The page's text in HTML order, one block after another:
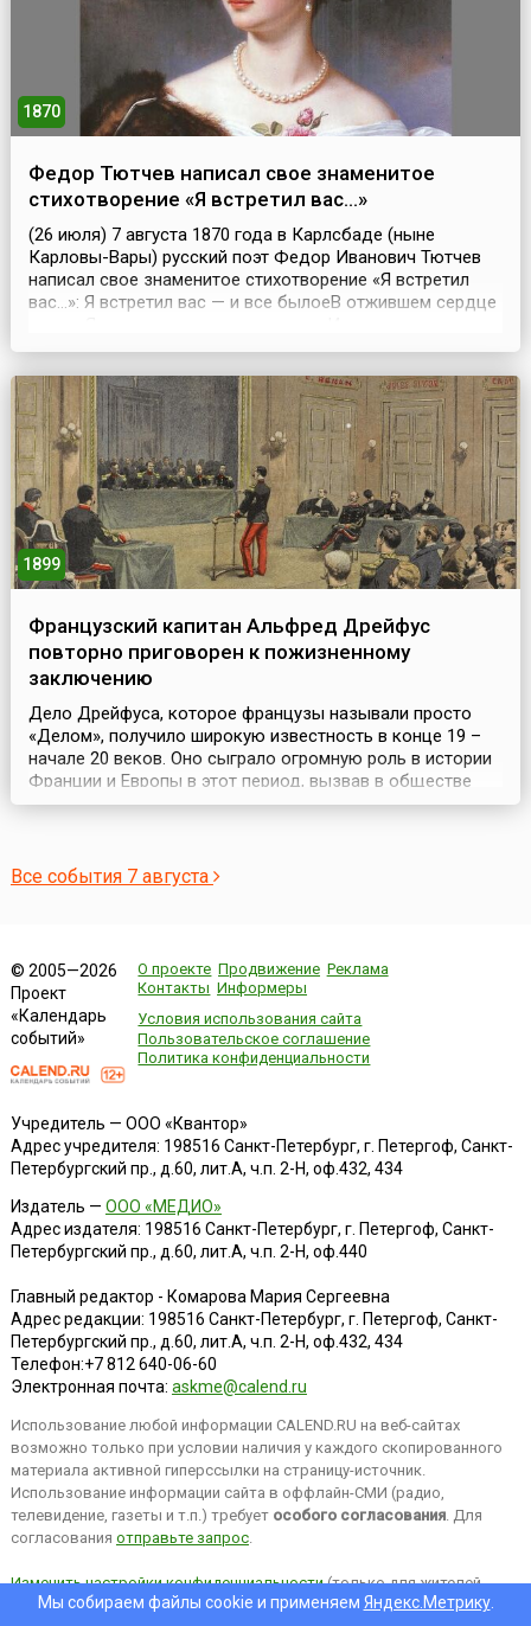
1870
Федор Тютчев написал свое знаменитое
стихотворение «Я встретил вас…»
(26 июля) 7 августа 1870 года в Карлсбаде (ныне
Карловы-Вары) русский поэт Федор Иванович Тютчев
написал свое знаменитое стихотворение «Я встретил
вас…»: Я встретил вас — и все былоеВ отжившем сердце
тепло…Как поздней осени пороюБывают дни, бывает
нас, —Так, весь обвеян д...
1899
Французский капитан Альфред Дрейфус
повторно приговорен к пожизненному
заключению
Дело Дрейфуса, которое французы называли просто
«Делом», получило широкую известность в конце 19 –
начале 20 веков. Оно сыграло огромную роль в истории
Франции и Европы в этот период, вызвав в обществе
социальный конфликт (1896-1906).В 1894 году капитан
пожизненную каторгу. 5 января 1895 года после су...
Все события 7 августа
© 2005—2026
Проект
«Календарь
событий»
О проекте Продвижение Реклама
Контакты Информеры
Условия использования сайта
Пользовательское соглашение
Политика конфиденциальности
Учредитель — ООО «Квантор»
Адрес учредителя: 198516 Санкт-Петербург, г. Петергоф, Санкт-
Петербургский пр., д.60, лит.А, ч.п. 2-Н, оф.432, 434
Издатель — ООО «МЕДИО»
Адрес издателя: 198516 Санкт-Петербург, г. Петергоф, Санкт-
Петербургский пр., д.60, лит.А, ч.п. 2-Н, оф.440
Главный редактор - Комарова Мария Сергеевна
Адрес редакции: 198516 Санкт-Петербург, г. Петергоф, Санкт-
Петербургский пр., д.60, лит.А, ч.п. 2-Н, оф.432, 434
Телефон:+7 812 640-06-60
Электронная почта: askme@calend.ru
Использование любой информации CALEND.RU на веб-сайтах
возможно только при условии наличия у каждого скопированного
материала активной гиперссылки на страницу-источник.
Использование информации сайта в оффлайн-СМИ (радио,
телевидение, газеты и т.п.) требует особого согласования. Для
согласования отправьте запрос.
Изменить настройки конфиденциальности(только для жителей
EEA).Мы собираем файлы cookie и применяем Яндекс.Метрику.